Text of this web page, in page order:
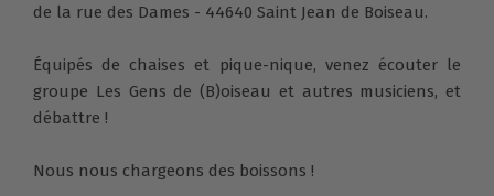
de la rue des Dames - 44640 Saint Jean de Boiseau.
Équipés de chaises et pique-nique, venez écouter le
groupe Les Gens de (B)oiseau et autres musiciens, et
débattre !
Nous nous chargeons des boissons !